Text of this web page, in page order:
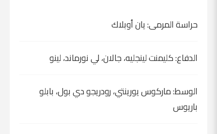
حراسة المرمى: يان أوبلاك
الدفاع: كليمنت لينجليه، جالان، لي نورماند، لينو
الوسط: ماركوس يورينتي، رودريجو دي بول، بابلو
باريوس